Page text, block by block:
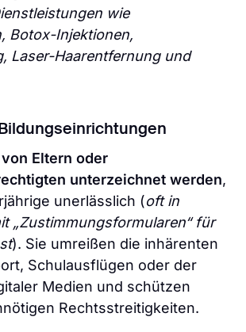
wie
Botox-Injektionen,
Laser-Haarentfernung und
von Eltern oder
unterzeichnet werden,
unerlässlich (oft in
„Zustimmungsformularen“ für
). Sie umreißen die inhärenten
Schulausflügen oder der
Medien und schützen
Rechtsstreitigkeiten.